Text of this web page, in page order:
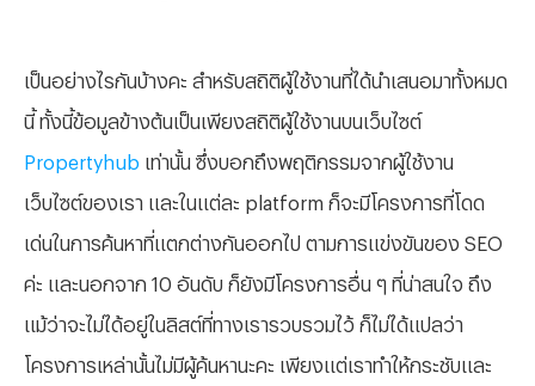
เป็นอย่างไรกันบ้างคะ สำหรับสถิติผู้ใช้งานที่ได้นำเสนอมาทั้งหมด
นี้ ทั้งนี้ข้อมูลข้างต้นเป็นเพียงสถิติผู้ใช้งานบนเว็บไซต์
Propertyhub เท่านั้น ซึ่งบอกถึงพฤติกรรมจากผู้ใช้งาน
เว็บไซต์ของเรา และในแต่ละ platform ก็จะมีโครงการที่โดด
เด่นในการค้นหาที่แตกต่างกันออกไป ตามการแข่งขันของ SEO
ค่ะ และนอกจาก 10 อันดับ ก็ยังมีโครงการอื่น ๆ ที่น่าสนใจ ถึง
แม้ว่าจะไม่ได้อยู่ในลิสต์ที่ทางเรารวบรวมไว้ ก็ไม่ได้แปลว่า
โครงการเหล่านั้นไม่มีผู้ค้นหานะคะ เพียงแต่เราทำให้กระชับและ